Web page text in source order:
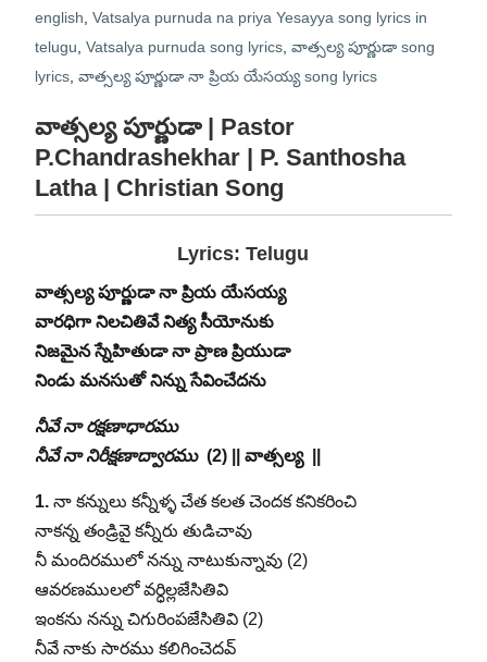
english Vatsalya purnuda na priya Yesayya song lyrics in
telugu Vatsalya purnuda song lyrics, వాత్సల్య పూర్ణుడా song
lyrics, వాత్సల్య పూర్ణుడా నా ప్రియ యేసయ్య song lyrics
వాత్సల్య పూర్ణుడా | Pastor
P.Chandrashekhar | P. Santhosha
Latha | Christian Song
Lyrics: Telugu
వాత్సల్య పూర్ణుడా నా ప్రియ యేసయ్య
వారధిగా నిలచితివే నిత్య సీయోనుకు
నిజమైన స్నేహితుడా నా ప్రాణ ప్రియుడా
నిండు మనసుతో నిన్ను సేవించేదను
నీవే నా రక్షణాధారము
నీవే నా నిరీక్షణాద్వారము(2) || వాత్సల్య ||
1.నా కన్నులు కన్నీళ్ళ చేత కలత చెందక కనికరించి
నాకన్న తండ్రివై కన్నీరు తుడిచావు
నీ మందిరములో నన్ను నాటుకున్నావు (2)
ఆవరణములలో వర్ధిల్లజేసితివి
ఇంకను నన్ను చిగురింపజేసితివి (2)
నీవే నాకు సారము కలిగించెదవ్